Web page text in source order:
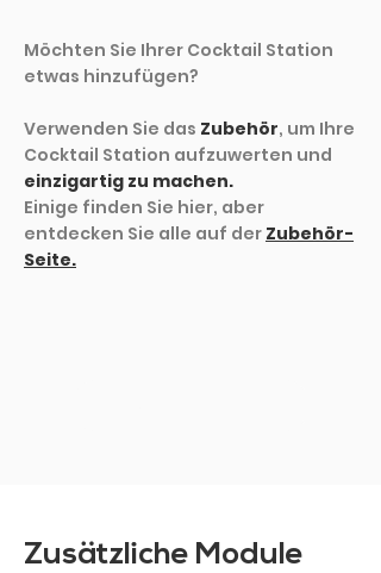
Möchten Sie Ihrer Cocktail Station
etwas hinzufügen?
Verwenden Sie das Zubehör, um Ihre
Cocktail Station aufzuwerten und
einzigartig zu machen.
Einige finden Sie hier, aber
entdecken Sie alle auf der Zubehör-
Seite.
Zusätzliche Module